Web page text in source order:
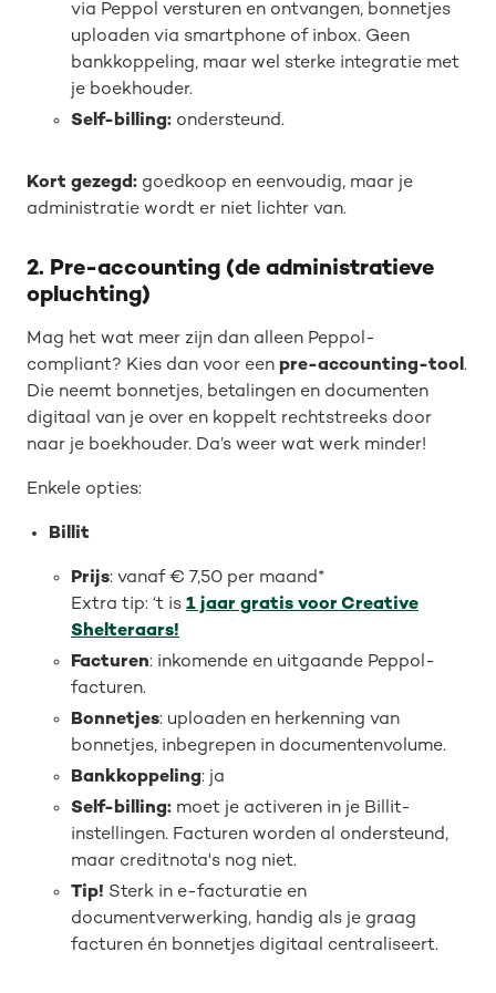
via Peppol versturen en ontvangen, bonnetjes
uploaden via smartphone of inbox. Geen
bankkoppeling, maar wel sterke integratie met
je boekhouder.
Self-billing: ondersteund.
Kort gezegd: goedkoop en eenvoudig, maar je
administratie wordt er niet lichter van.
2. Pre-accounting (de administratieve
opluchting)
Mag het wat meer zijn dan alleen Peppol-
compliant? Kies dan voor een pre-accounting-tool.
Die neemt bonnetjes, betalingen en documenten
digitaal van je over en koppelt rechtstreeks door
naar je boekhouder. Da’s weer wat werk minder!
Enkele opties:
Billit
Prijs: vanaf € 7,50 per maand*
Extra tip: ‘t is 1 jaar gratis voor Creative
Shelteraars!
Facturen: inkomende en uitgaande Peppol-
facturen.
Bonnetjes: uploaden en herkenning van
bonnetjes, inbegrepen in documentenvolume.
Bankkoppeling: ja
Self-billing: moet je activeren in je Billit-
instellingen. Facturen worden al ondersteund,
maar creditnota's nog niet.
Tip! Sterk in e-facturatie en
documentverwerking, handig als je graag
facturen én bonnetjes digitaal centraliseert.